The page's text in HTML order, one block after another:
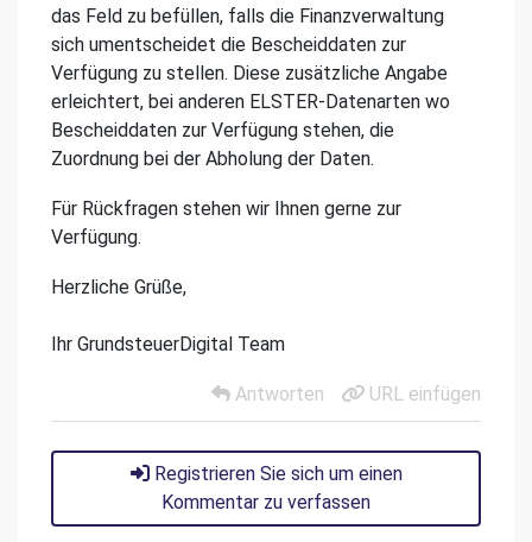
das Feld zu befüllen, falls die Finanzverwaltung
sich umentscheidet die Bescheiddaten zur
Verfügung zu stellen. Diese zusätzliche Angabe
erleichtert, bei anderen ELSTER-Datenarten wo
Bescheiddaten zur Verfügung stehen, die
Zuordnung bei der Abholung der Daten.
Für Rückfragen stehen wir Ihnen gerne zur
Verfügung.
Herzliche Grüße,
Ihr GrundsteuerDigital Team
Antworten URL einfügen
Registrieren Sie sich um einen
Kommentar zu verfassen